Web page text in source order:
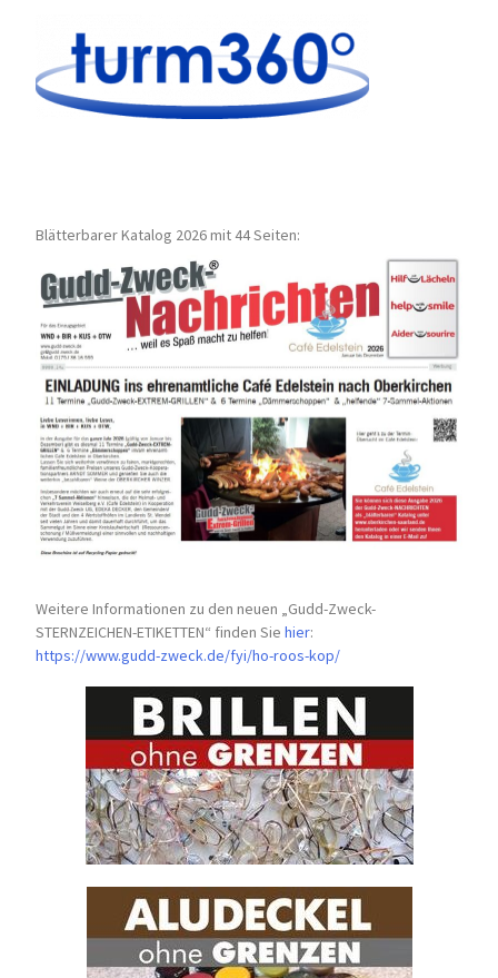
Blätterbarer Katalog 2026 mit 44 Seiten:
Weitere Informationen zu den neuen „Gudd-Zweck-
STERNZEICHEN-ETIKETTEN“ finden Siehier:
https://www.gudd-zweck.de/fyi/ho-roos-kop/